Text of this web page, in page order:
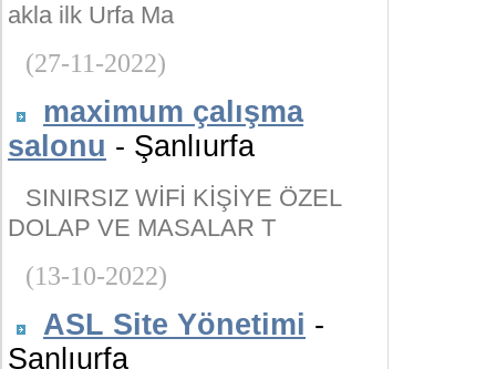
akla ilk Urfa Ma
(27-11-2022)
maximum çalışma
salonu - Şanlıurfa
SINIRSIZ WİFİ KİŞİYE ÖZEL
DOLAP VE MASALAR T
(13-10-2022)
ASL Site Yönetimi -
Şanlıurfa